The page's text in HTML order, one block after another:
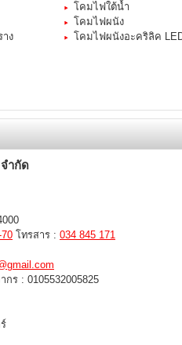
ง
โคมไฟใต้น้ำ
โคมไฟผนัง
โคมไฟผนังอะคริลิค
ำกัด
โทรสาร : 034 845 171
กร : 0105532005825